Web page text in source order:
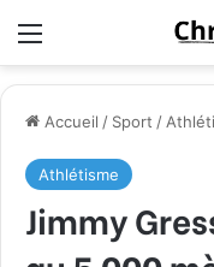
Accueil / Sport /
Athlétisme
Jimmy